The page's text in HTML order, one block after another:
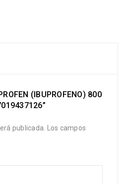
(IBUPROFENO) 800
publicada. Los campos